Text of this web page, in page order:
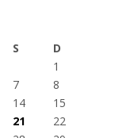
S
D
1
7
8
14
15
21
22